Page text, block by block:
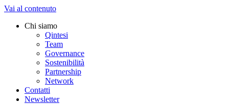
Vai al contenuto
Chi siamo
Qintesi
Team
Governance
Sostenibilità
Partnership
Network
Contatti
Newsletter